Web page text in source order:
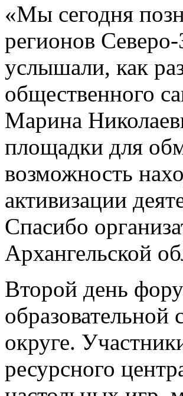
«Мы сегодня
регионов
услышали, как
общественного
Марина
площадки для
возможность
активизации
Спасибо
Архангельской
Второй день
округе.
ресурсного